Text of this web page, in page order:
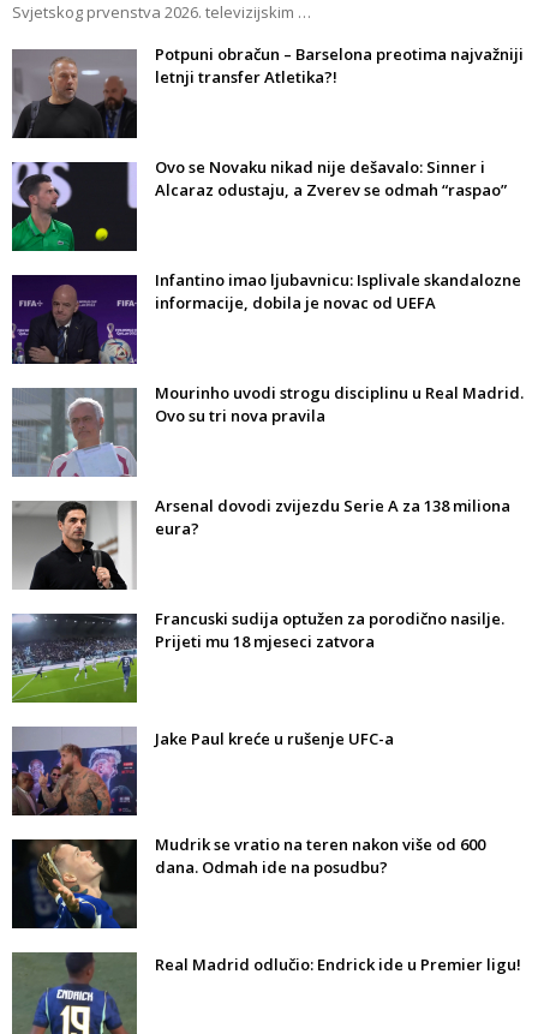
Svjetskog prvenstva 2026. televizijskim …
Potpuni obračun – Barselona preotima najvažniji
letnji transfer Atletika?!
Ovo se Novaku nikad nije dešavalo: Sinner i
Alcaraz odustaju, a Zverev se odmah “raspao”
Infantino imao ljubavnicu: Isplivale skandalozne
informacije, dobila je novac od UEFA
Mourinho uvodi strogu disciplinu u Real Madrid.
Ovo su tri nova pravila
Arsenal dovodi zvijezdu Serie A za 138 miliona
eura?
Francuski sudija optužen za porodično nasilje.
Prijeti mu 18 mjeseci zatvora
Jake Paul kreće u rušenje UFC-a
Mudrik se vratio na teren nakon više od 600
dana. Odmah ide na posudbu?
Real Madrid odlučio: Endrick ide u Premier ligu!